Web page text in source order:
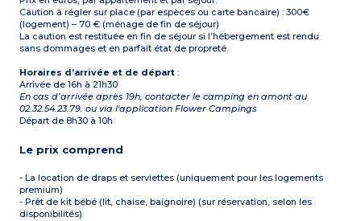
Caution à régler sur place (par espèces ou carte bancaire) : 300€
(logement) – 70 € (ménage de fin de séjour)
La caution est restituée en fin de séjour si l’hébergement est rendu
sans dommages et en parfait état de propreté.
Horaires d’arrivée et de départ :
Arrivée de 16h à 21h30
En cas d’arrivée après 19h, contacter le camping en amont au
02.32.54.23.79. ou via l'application Flower Campings
Départ de 8h30 à 10h
Le prix comprend
- La location de draps et serviettes (uniquement pour les logements
premium)
- Prêt de kit bébé (lit, chaise, baignoire) (sur réservation, selon les
disponibilités)